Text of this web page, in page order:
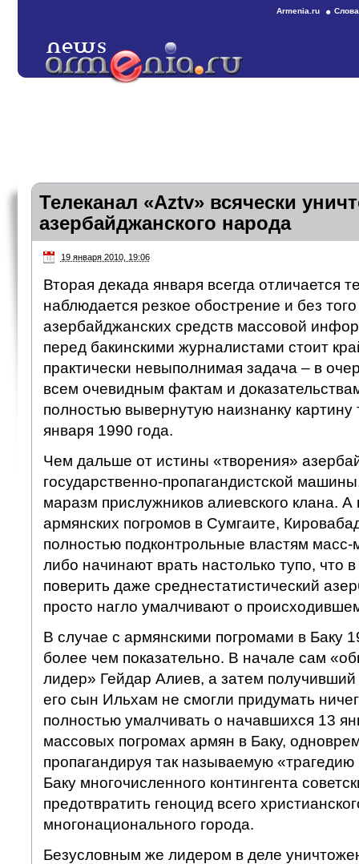
Armenia.ru
Телеканал «Aztv» всячески
азербайджанского народа
19 января 2010, 19:06
Вторая декада января всегда отличается
наблюдается резкое обострение и без
азербайджанских средств массовой
перед бакинскими журналистами стоит
практически невыполнимая задача – в
всем очевидным фактам и
полностью вывернутую наизнанку картину
января 1990 года.
Чем дальше от истины «творения»
государственно-пропагандистской
маразм прислужников алиевского клана. А
армянских погромов в Сумгаите,
полностью подконтрольные властям
либо начинают врать настолько тупо, что
поверить даже среднестатистический
просто нагло умалчивают о
В случае с армянскими погромами в Баку
более чем показательно. В начале сам
лидер» Гейдар Алиев, а затем получивший
его сын Ильхам не смогли придумать
полностью умалчивать о начавшихся 13
массовых погромах армян в Баку,
пропагандируя так называемую
Баку многочисленного контингента
предотвратить геноцид всего
многонационального города.
Безусловным же лидером в деле